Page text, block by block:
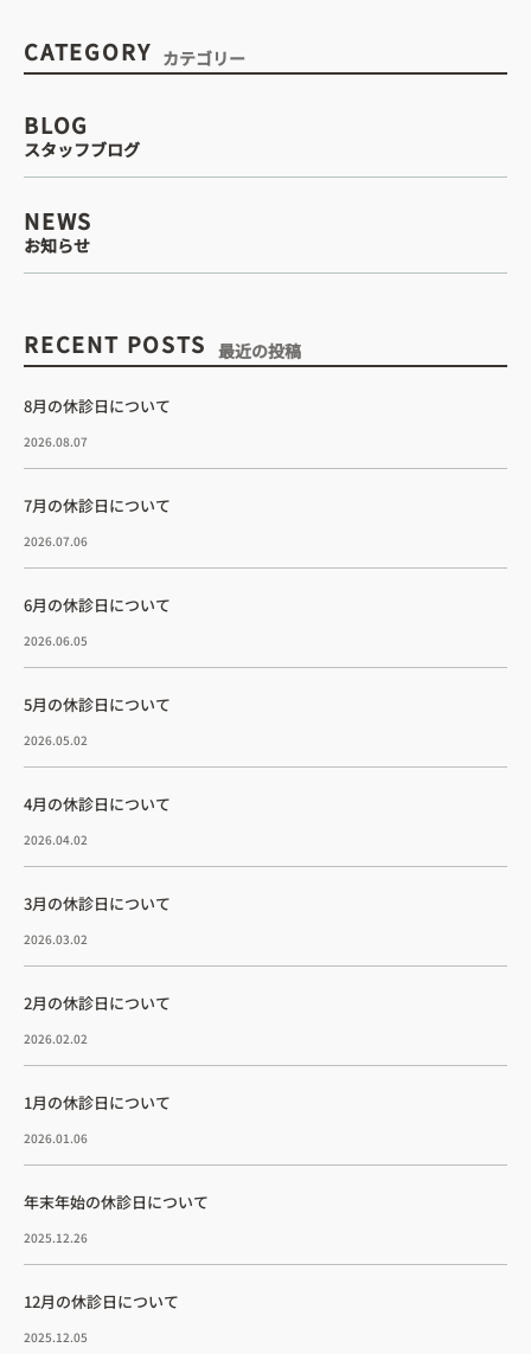
CATEGORY カテゴリー
BLOG
スタッフブログ
NEWS
お知らせ
RECENT POSTS 最近の投稿
8月の休診日について
2026.08.07
7月の休診日について
2026.07.06
6月の休診日について
2026.06.05
5月の休診日について
2026.05.02
4月の休診日について
2026.04.02
3月の休診日について
2026.03.02
2月の休診日について
2026.02.02
1月の休診日について
2026.01.06
年末年始の休診日について
2025.12.26
12月の休診日について
2025.12.05